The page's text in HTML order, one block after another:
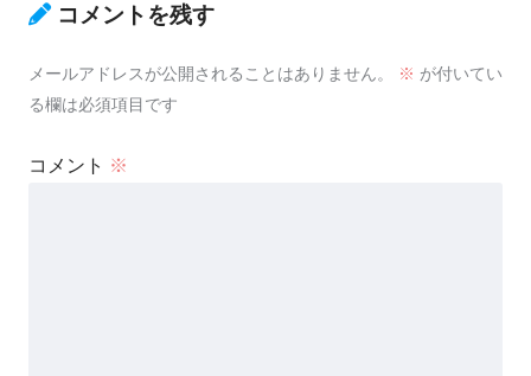
コメントを残す
メールアドレスが公開されることはありません。 ※ が付いてい
る欄は必須項目です
コメント ※